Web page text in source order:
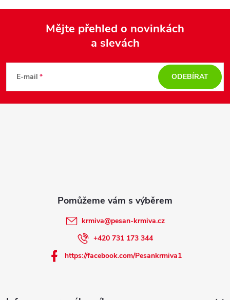
p
y
p
Mějte přehled o novinkách
a slevách
E-mail ODEBÍRAT
krmiva@pesan-krmiva.cz
+420 731 173 344
https://facebook.com/Pesankrmiva1